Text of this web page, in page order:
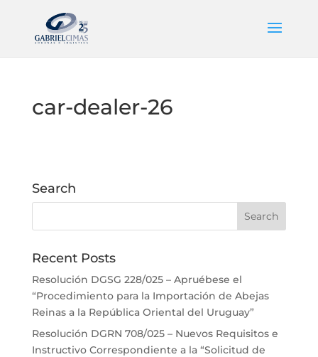
car-dealer-26
Search
Recent Posts
Resolución DGSG 228/025 – Apruébese el
“Procedimiento para la Importación de Abejas
Reinas a la República Oriental del Uruguay”
Resolución DGRN 708/025 – Nuevos Requisitos e
Instructivo Correspondiente a la “Solicitud de